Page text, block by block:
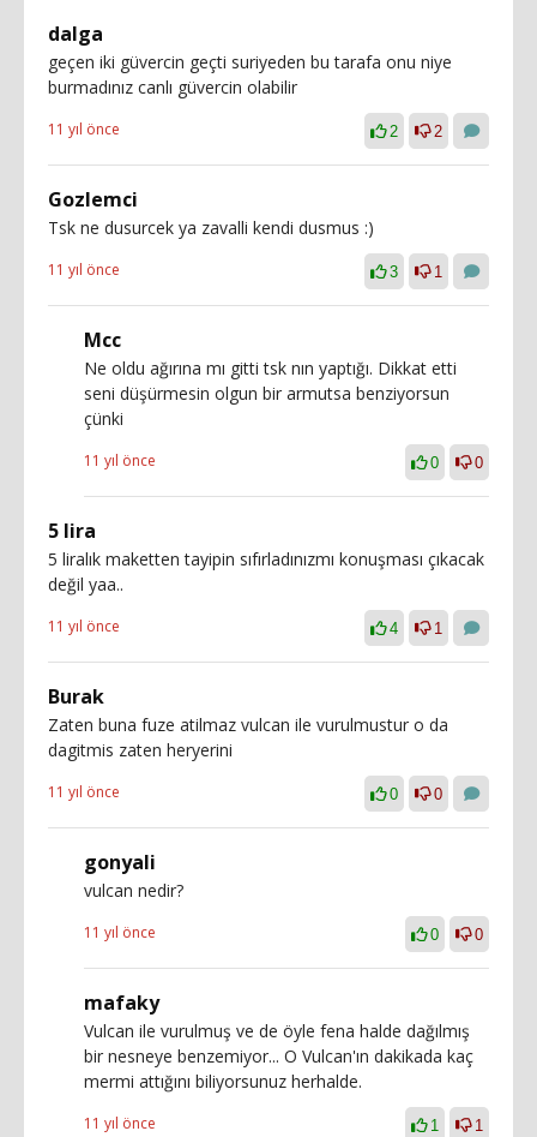
dalga
geçen iki güvercin geçti suriyeden bu tarafa onu niye
burmadınız canlı güvercin olabilir
11 yıl önce 2 2
Gozlemci
Tsk ne dusurcek ya zavalli kendi dusmus :)
11 yıl önce 3 1
Mcc
Ne oldu ağırına mı gitti tsk nın yaptığı. Dikkat etti
seni düşürmesin olgun bir armutsa benziyorsun
çünki
11 yıl önce 0 0
5 lira
5 liralık maketten tayipin sıfırladınızmı konuşması çıkacak
değil yaa..
11 yıl önce 4 1
Burak
Zaten buna fuze atilmaz vulcan ile vurulmustur o da
dagitmis zaten heryerini
11 yıl önce 0 0
gonyali
vulcan nedir?
11 yıl önce 0 0
mafaky
Vulcan ile vurulmuş ve de öyle fena halde dağılmış
bir nesneye benzemiyor... O Vulcan'ın dakikada kaç
mermi attığını biliyorsunuz herhalde.
11 yıl önce 1 1